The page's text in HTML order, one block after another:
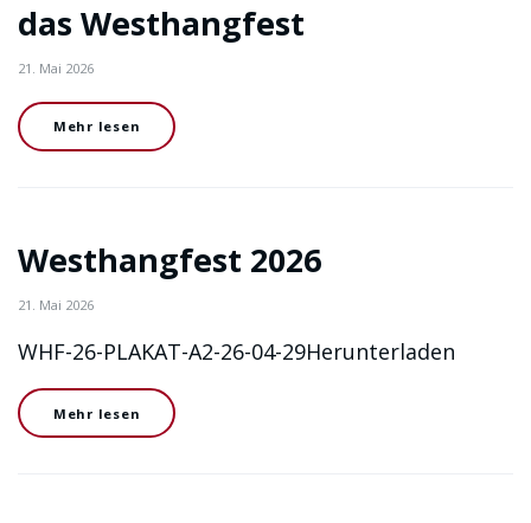
das Westhangfest
21. Mai 2026
Mehr lesen
Westhangfest 2026
21. Mai 2026
WHF-26-PLAKAT-A2-26-04-29Herunterladen
Mehr lesen